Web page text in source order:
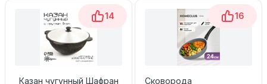
14
Казан чугунный Шафран
16
Сковорода